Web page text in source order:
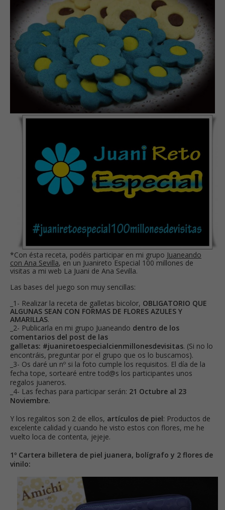
*Con ésta receta, podéis participar en mi grupo Juaneando
con Ana Sevilla, en un Juanireto Especial 100 millones de
visitas a mi web La Juani de Ana Sevilla.
Las bases del juego son muy sencillas:
_1- Realizar la receta de galletas bicolor, OBLIGATORIO QUE
ALGUNAS SEAN CON FORMAS DE FLORES AZULES Y
AMARILLAS.
_2- Publicarla en mi grupo Juaneando dentro de los
comentarios del post de las
galletas: #juaniretoespecialcienmillonesdevisitas. (Si no lo
encontráis, preguntar por el grupo que os lo buscamos).
_3- Os daré un nº si la foto cumple los requisitos. El día de la
fecha tope, sortearé entre tod@s los participantes unos
regalos juaneros.
_4- Las fechas para participar serán: 21 Octubre al 23
Noviembre.
Y los regalitos son 2 de ellos, artículos de piel: Productos de
excelente calidad y cuando he visto estos con flores, me he
vuelto loca de contenta, jejeje.
1º Cartera billetera de piel juanera, bolígrafo y 2 flores de
vinilo: